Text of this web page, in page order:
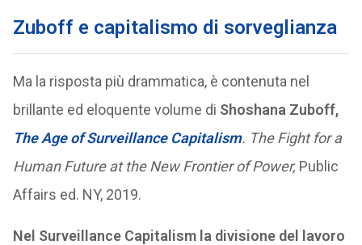
Zuboff e capitalismo di sorveglianza
Ma la risposta più drammatica, è contenuta nel
brillante ed eloquente volume di Shoshana Zuboff,
The Age of Surveillance Capitalism. The Fight for a
Human Future at the New Frontier of Power, Public
Affairs ed. NY, 2019.
Nel Surveillance Capitalism la divisione del lavoro